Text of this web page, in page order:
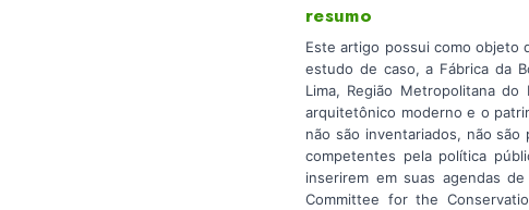
resumo
Este artigo possui como objeto
estudo de caso, a Fábrica da
Lima, Região Metropolitana
arquitetônico moderno e o
não são inventariados, não
competentes pela política
inserirem em suas agendas
Committee for the